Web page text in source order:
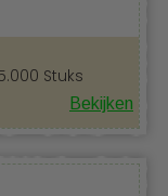
Stuks
Bekijken